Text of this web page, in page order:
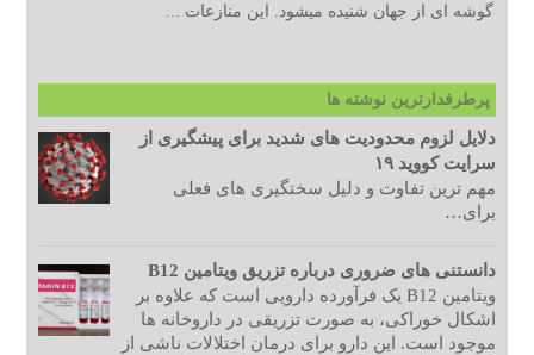
گوشه ای از جهان شنیده میشود. این منازعات ...
پرطرفدارترین نوشته ها
دلایل لزوم محدودیت های شدید برای پیشگیری از
سرایت کووید ۱۹
مهم ترین تفاوت و دلیل سختگیری های فعلی
برای…
دانستنی های ضروری درباره تزریق ویتامین B12
ویتامین B12 یک فرآورده دارویی است که علاوه بر
اشکال خوراکی، به صورت تزریقی در داروخانه ها
موجود است. این دارو برای درمان اختلالات ناشی از